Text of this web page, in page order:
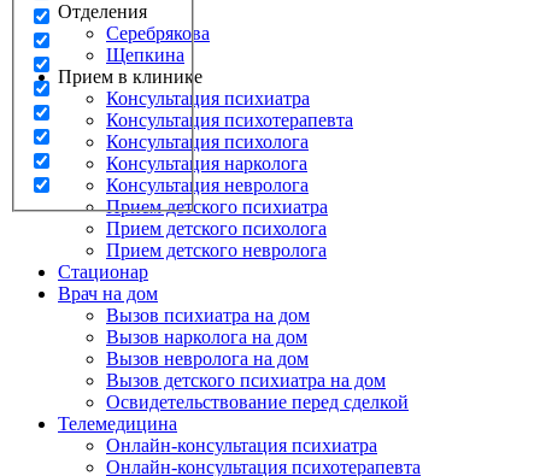
Отделения
Серебрякова
Щепкина
Прием в клинике
Консультация психиатра
Консультация психотерапевта
Консультация психолога
Консультация нарколога
Консультация невролога
Прием детского психиатра
Прием детского психолога
Прием детского невролога
Стационар
Врач на дом
Вызов психиатра на дом
Вызов нарколога на дом
Вызов невролога на дом
Вызов детского психиатра на дом
Освидетельствование перед сделкой
Телемедицина
Онлайн-консультация психиатра
Онлайн-консультация психотерапевта